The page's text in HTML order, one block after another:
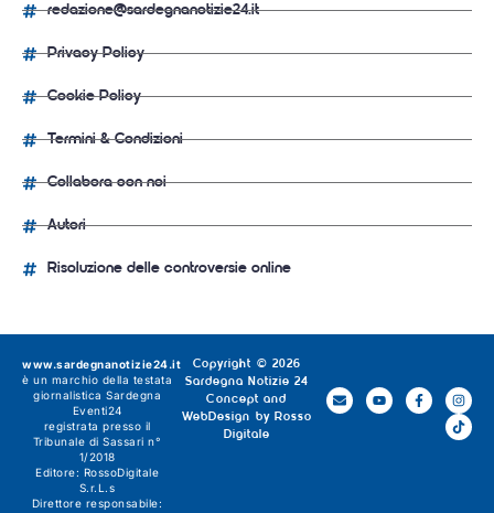
redazione@sardegnanotizie24.it
Privacy Policy
Cookie Policy
Termini & Condizioni
Collabora con noi
Autori
Risoluzione delle controversie online
Copyright © 2026
Sardegna Notizie 24
Concept and
WebDesign by Rosso
Digitale
www.sardegnanotizie24.it
è un marchio della testata
giornalistica Sardegna
Eventi24
registrata presso il
Tribunale di Sassari n°
1/2018
Editore: RossoDigitale
S.r.L.s
Direttore responsabile: